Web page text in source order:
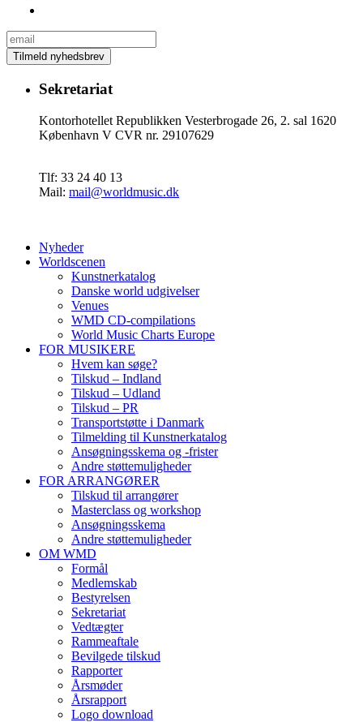
Sekretariat
Kontorhotellet Republikken Vesterbrogade 26, 2. sal 1620
København V CVR nr. 29107629
Tlf: 33 24 40 13
Mail: mail@worldmusic.dk
Nyheder
Worldscenen
Kunstnerkatalog
Danske world udgivelser
Venues
WMD CD-compilations
World Music Charts Europe
FOR MUSIKERE
Hvem kan søge?
Tilskud – Indland
Tilskud – Udland
Tilskud – PR
Transportstøtte i Danmark
Tilmelding til Kunstnerkatalog
Ansøgningsskema og -frister
Andre støttemuligheder
FOR ARRANGØRER
Tilskud til arrangører
Masterclass og workshop
Ansøgningsskema
Andre støttemuligheder
OM WMD
Formål
Medlemskab
Bestyrelsen
Sekretariat
Vedtægter
Rammeaftale
Bevilgede tilskud
Rapporter
Årsmøder
Årsrapport
Logo download